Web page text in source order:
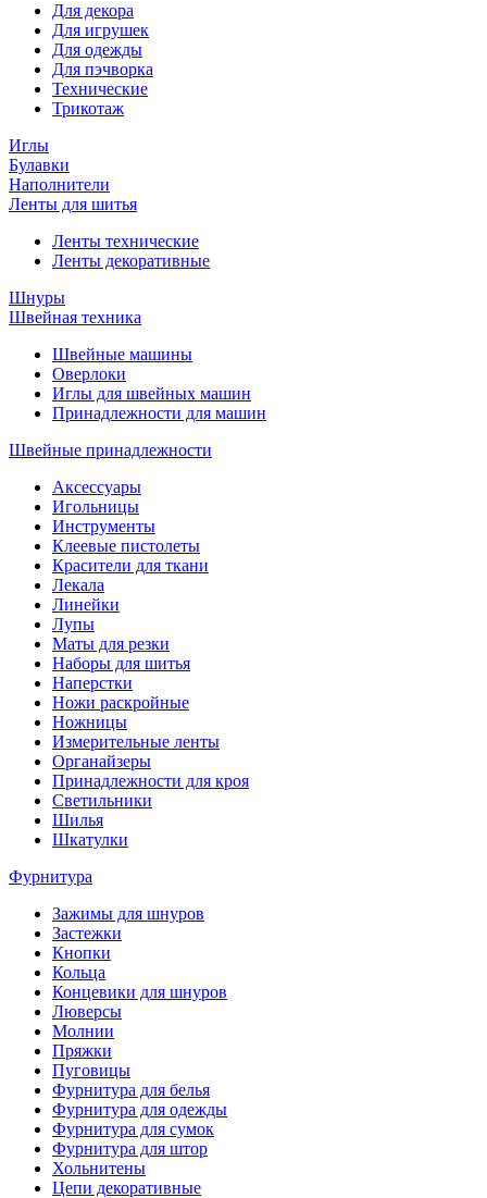
Для декора
Для игрушек
Для одежды
Для пэчворка
Технические
Трикотаж
Иглы
Булавки
Наполнители
Ленты для шитья
Ленты технические
Ленты декоративные
Шнуры
Швейная техника
Швейные машины
Оверлоки
Иглы для швейных машин
Принадлежности для машин
Швейные принадлежности
Аксессуары
Игольницы
Инструменты
Клеевые пистолеты
Красители для ткани
Лекала
Линейки
Лупы
Маты для резки
Наборы для шитья
Наперстки
Ножи раскройные
Ножницы
Измерительные ленты
Органайзеры
Принадлежности для кроя
Светильники
Шилья
Шкатулки
Фурнитура
Зажимы для шнуров
Застежки
Кнопки
Кольца
Концевики для шнуров
Люверсы
Молнии
Пряжки
Пуговицы
Фурнитура для белья
Фурнитура для одежды
Фурнитура для сумок
Фурнитура для штор
Хольнитены
Цепи декоративные